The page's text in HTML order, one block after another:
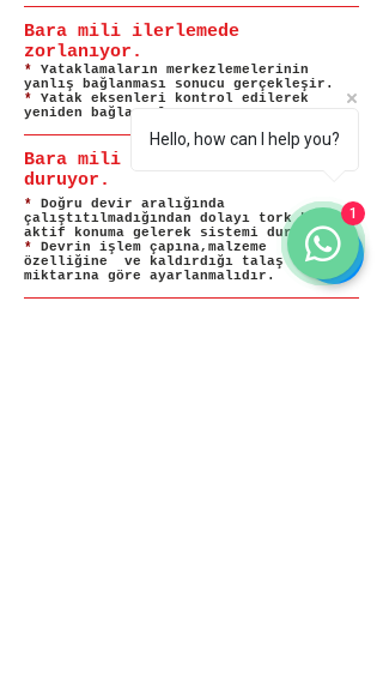
Bara mili ilerlemede
zorlanıyor.
* Yataklamaların merkezlemelerinin
yanlış bağlanması sonucu gerçekleşir.
* Yatak eksenleri kontrol edilerek
yeniden bağlanmalı.
Bara mili tornalama sırasında
duruyor.
* Doğru devir aralığında
çalıştıtılmadığından dolayı tork kontrol
aktif konuma gelerek sistemi durdurur.
* Devrin işlem çapına,malzeme
özelliğine ve kaldırdığı talaş
miktarına göre ayarlanmalıdır.
Hello, how can I help you?
1